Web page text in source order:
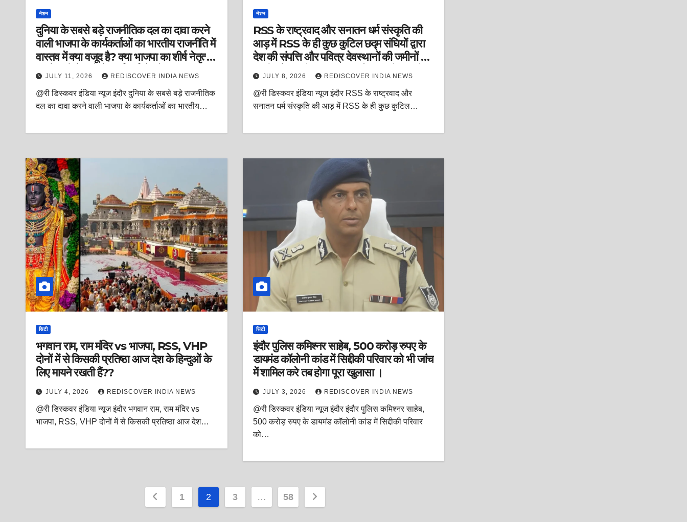
नेशन
दुनिया के सबसे बड़े राजनीतिक दल का दावा करने
वाली भाजपा के कार्यकर्ताओं का भारतीय राजनीति में
वास्तव में क्या वजूद है? क्या भाजपा का शीर्ष नेतृत्व
अपने करोड़ो करोड़ो कार्यकर्ताओं को बताएगा?
JULY 11, 2026 REDISCOVER INDIA NEWS
@री डिस्कवर इंडिया न्यूज इंदौर दुनिया के सबसे बड़े राजनीतिक
दल का दावा करने वाली भाजपा के कार्यकर्ताओं का भारतीय…
नेशन
RSS के राष्ट्रवाद और सनातन धर्म संस्कृति की
आड़ में RSS के ही कुछ कुटिल छद्म संघियों द्वारा
देश की संपत्ति और पवित्र देवस्थानों की जमीनों व
चढ़ावे को हड़पने का एक बड़ा और सुनियोजित खेल
चल रहा है?
JULY 8, 2026 REDISCOVER INDIA NEWS
@री डिस्कवर इंडिया न्यूज इंदौर RSS के राष्ट्रवाद और
सनातन धर्म संस्कृति की आड़ में RSS के ही कुछ कुटिल…
सिटी
भगवान राम, राम मंदिर vs भाजपा, RSS, VHP
दोनों में से किसकी प्रतिष्ठा आज देश के हिन्दुओं के
लिए मायने रखती हैं??
JULY 4, 2026 REDISCOVER INDIA NEWS
@री डिस्कवर इंडिया न्यूज इंदौर भगवान राम, राम मंदिर vs
भाजपा, RSS, VHP दोनों में से किसकी प्रतिष्ठा आज देश…
सिटी
इंदौर पुलिस कमिश्नर साहेब, 500 करोड़ रुपए के
डायमंड कॉलोनी कांड में सिद्दीकी परिवार को भी जांच
में शामिल करे तब होगा पूरा खुलासा ।
JULY 3, 2026 REDISCOVER INDIA NEWS
@री डिस्कवर इंडिया न्यूज इंदौर इंदौर पुलिस कमिश्नर साहेब,
500 करोड़ रुपए के डायमंड कॉलोनी कांड में सिद्दीकी परिवार
को…
Posts
1 2 3 … 58